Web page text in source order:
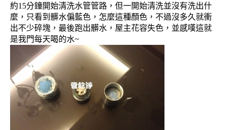
約15分鐘開始清洗水管管路，但一開始清洗並沒有洗出什
麼，只看到髒水偏藍色，怎麼這種顏色，不過沒多久就衝
出不少碎塊，最後跑出髒水，屋主花容失色，並感嘆這就
是我門每天喝的水~